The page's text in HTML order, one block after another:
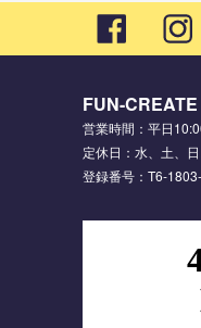
FUN-
営業時間：平日
定休日：水、土、
登録番号：T6-